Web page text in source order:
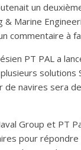
un
& Marine
commentaire à
PT PAL a
solutions
de navires sera
Group et PT
pour